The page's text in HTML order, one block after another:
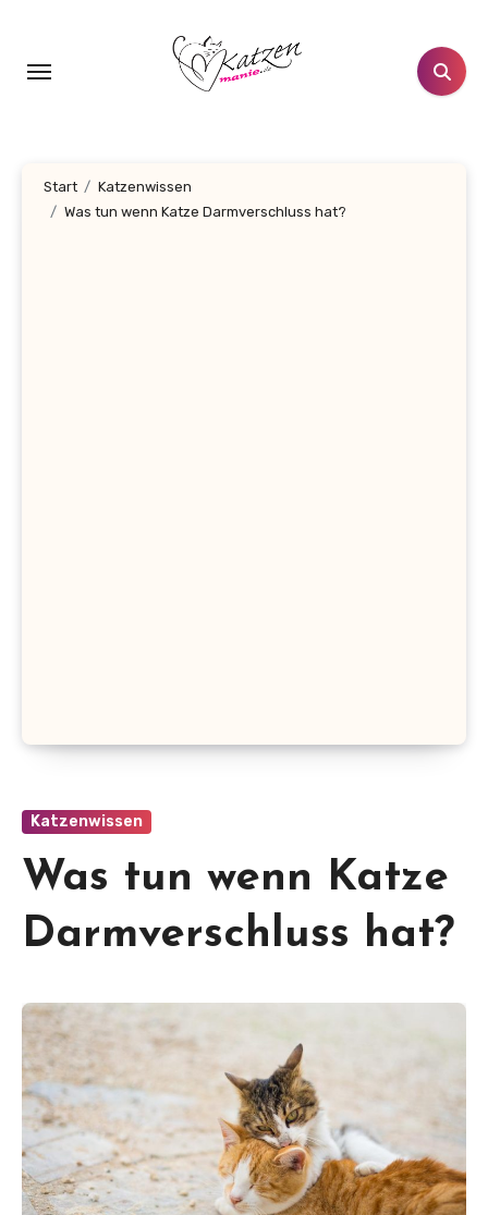
springen
Start
Katzenwissen
Was tun wenn Katze Darmverschluss hat?
Katzenwissen
Was tun wenn Katze
Darmverschluss hat?